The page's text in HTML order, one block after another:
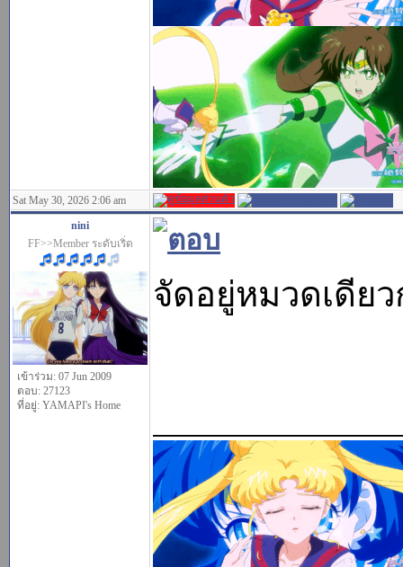
Sat May 30, 2026 2:06 am
nini
FF>>Member ระดับเริ่ด
เข้าร่วม: 07 Jun 2009
ตอบ: 27123
ที่อยู่: YAMAPI's Home
จัดอยู่หมวดเดีย